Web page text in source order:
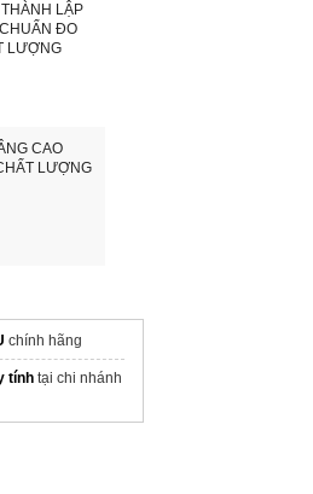
LẬP
ĐO
LƯỢNG
CAO
LƯỢNG
chính hãng
tính tại chi nhánh